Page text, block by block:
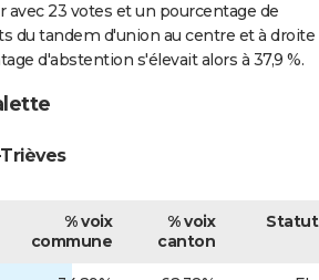
avec 23 votes et un pourcentage de
du tandem d'union au centre et à droite
d'abstention s'élevait alors à 37,9 %.
% voix
commune
% voix
canton
Statut